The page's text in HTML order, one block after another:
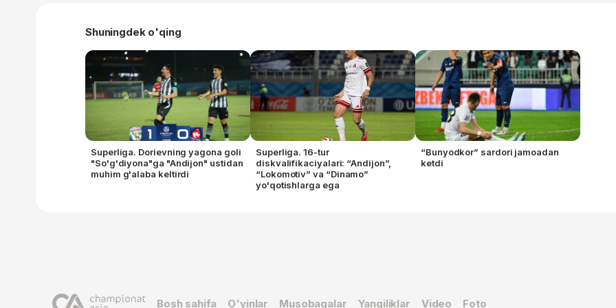
Shuningdek o'qing
Superliga. Dorievning yagona goli
"So'g'diyona"ga "Andijon" ustidan
muhim g'alaba keltirdi
Superliga. 16-tur
diskvalifikaciyalari: “Andijon”,
“Lokomotiv” va “Dinamo”
yo'qotishlarga ega
“Bunyodkor” sardori jamoadan
ketdi
Bosh sahifa O'yinlar Musobaqalar Yangiliklar Video Foto